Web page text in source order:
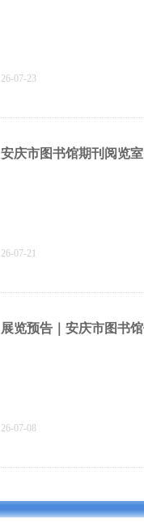
26-07-23
安庆市图书馆期刊阅览
26-07-21
展览预告｜安庆市图书
26-07-08
2026年7月少儿公益电影